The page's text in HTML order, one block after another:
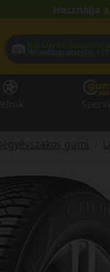
Használja
Négyévszakos gumi